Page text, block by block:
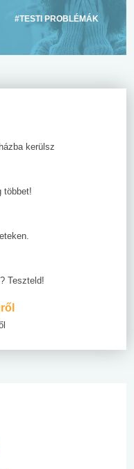
#TESTI PROBLÉMÁK
kerülsz
többet!
Teszteld!